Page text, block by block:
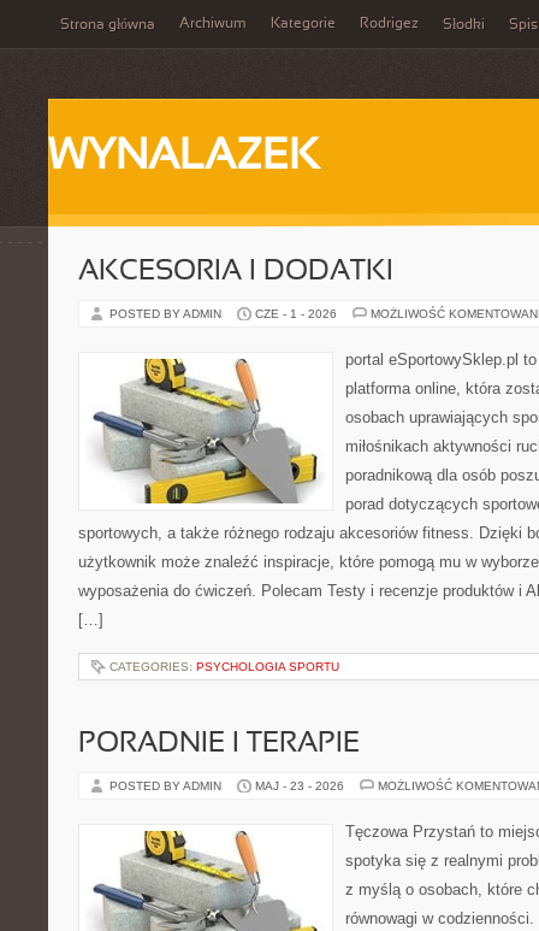
Strona główna Archiwum Kategorie Rodrigez Słodki Spis
WYNALAZEK
AKCESORIA I DODATKI
POSTED BY ADMIN CZE - 1 - 2026 MOŻLIWOŚĆ
portal eSportowySklep.pl
platforma online, która
osobach uprawiających
miłośnikach aktywności
poradnikową dla osób
porad dotyczących
sportowych, a także różnego rodzaju akcesoriów fitness. Dzięki
użytkownik może znaleźć inspiracje, które pomogą mu w
wyposażenia do ćwiczeń. Polecam Testy i recenzje produktów i
[…]
CATEGORIES: PSYCHOLOGIA SPORTU
PORADNIE I TERAPIE
POSTED BY ADMIN MAJ - 23 - 2026 MOŻLIWOŚĆ
Tęczowa Przystań to
spotyka się z realnymi
z myślą o osobach, które
równowagi w